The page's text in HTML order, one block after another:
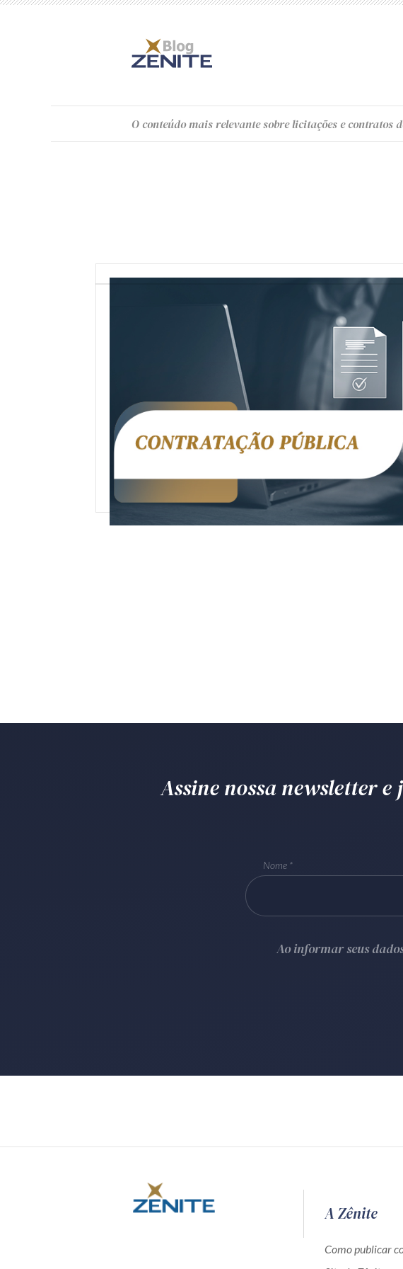
O conteúdomais relevante sobre licitações e contratos
Assine nossa newsletter e
Nome
Ao informar seus
A Zênite
Como publicar